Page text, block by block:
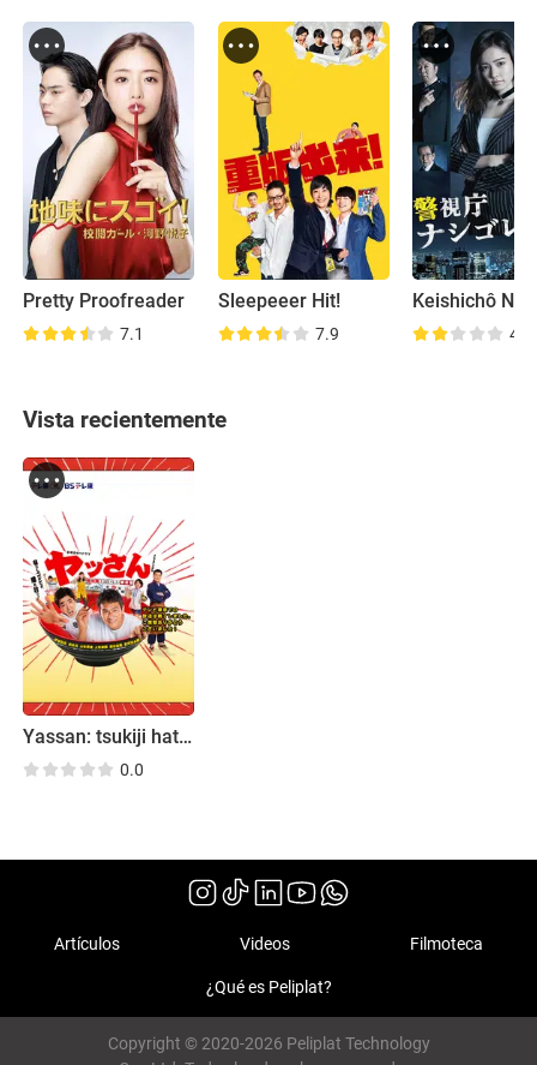
Pretty Proofreader
7.1
Sleepeeer Hit!
7.9 4.1
Vista recientemente
Yassan: tsukiji hatsu! oishii jikenbo
0.0
Artículos Videos Filmoteca
¿Qué es Peliplat?
Copyright © 2020-2026 Peliplat Technology